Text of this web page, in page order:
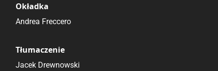
Maurizio Amendola
Al Taliaferro
Okładka
Andrea Freccero
Tłumaczenie
Jacek Drewnowski